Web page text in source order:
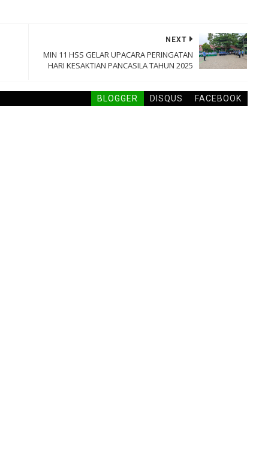
NEXT
MIN 11 HSS GELAR UPACARA PERINGATAN
HARI KESAKTIAN PANCASILA TAHUN 2025
BLOGGER DISQUS FACEBOOK